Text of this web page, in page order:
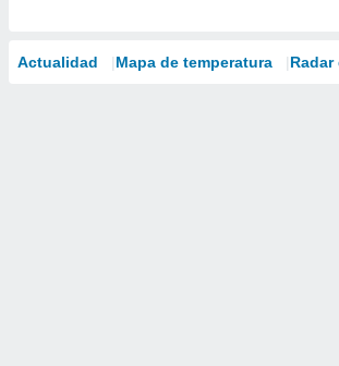
Actualidad Mapa de temperatura